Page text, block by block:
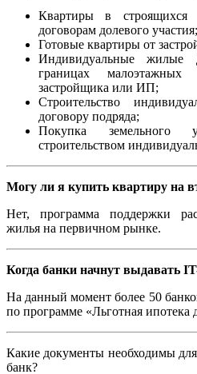
Квартиры в
договорам долевого участия;
Готовые квартиры от
Индивидуальные жилые
границах
застройщика или ИП;
Строительство
договору подряда;
Покупка земельного
строительством
Могу ли я купить квартиру на
Нет, программа поддержки
жилья на первичном рынке.
Когда банки начнут выдавать
На данный момент более 50
по программе «Льготная ипотека
Какие документы необходимы
банк?